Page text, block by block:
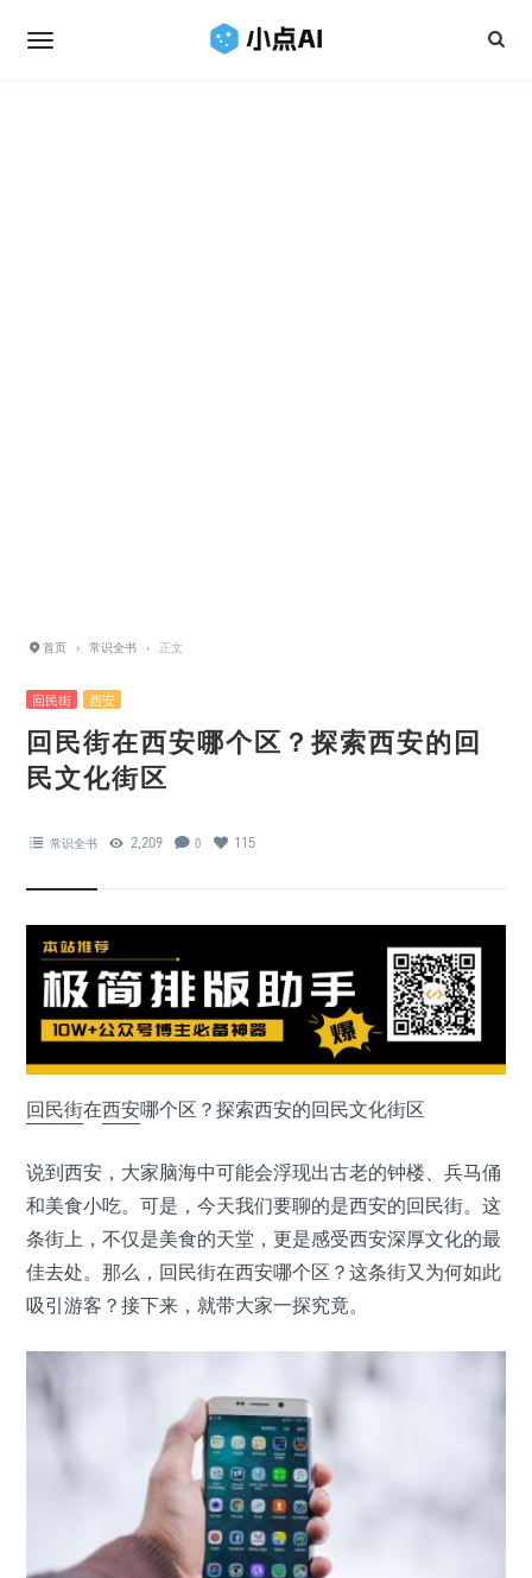
首页 › 常识全书 › 正文
回民街 西安
回民街在西安哪个区？探索西安的回
民文化街区
常识全书 2,209 0 115
回民街在西安哪个区？探索西安的回民文化街区
说到西安，大家脑海中可能会浮现出古老的钟楼、兵马俑
和美食小吃。可是，今天我们要聊的是西安的回民街。这
条街上，不仅是美食的天堂，更是感受西安深厚文化的最
佳去处。那么，回民街在西安哪个区？这条街又为何如此
吸引游客？接下来，就带大家一探究竟。